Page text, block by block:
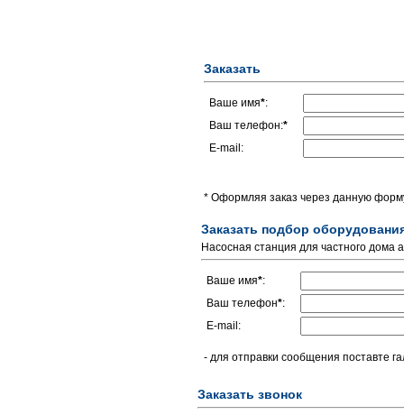
Заказать
Ваше имя*:
Ваш телефон:*
E-mail:
* Оформляя заказ через данную
Заказать подбор
Насосная станция для частного дома
Ваше имя*:
Ваш телефон*:
E-mail:
- для отправки сообщения поставте
Заказать звонок